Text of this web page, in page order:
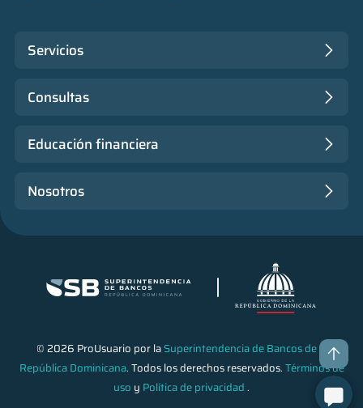
© 2026 ProUsuario por laSuperintendencia de Bancos de la
República Dominicana. Todos los derechos reservados.Términos de
uso y Política de privacidad.
Servicios
Consultas
Educación financiera
Nosotros